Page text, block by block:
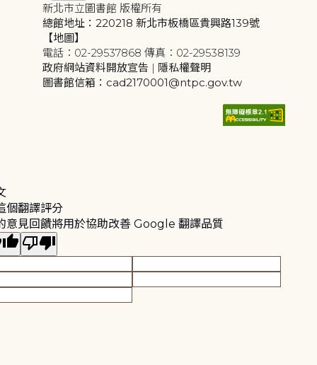
新北市立圖書館 版權所有
總館地址：220218 新北市板橋區貴興路139號
【地圖】
電話：02-29537868 傳真：02-29538139
政府網站資料開放宣告 | 隱私權聲明
圖書館信箱：cad2170001@ntpc.gov.tw
個翻譯評分
意見回饋將用於協助改善 Google 翻譯品質